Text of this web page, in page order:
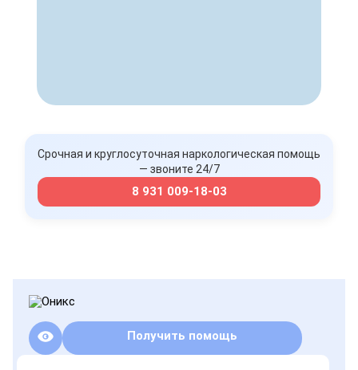
Срочная и круглосуточная наркологическая помощь
— звоните 24/7
8 931 009-18-03
Получить помощь